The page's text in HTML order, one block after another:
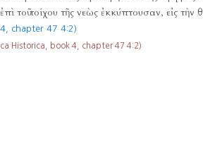
ἐπὶ τοῦ τοίχου τῆς νεὼς ἐκκύπτουσαν, εἰς
chapter 47 4:2)
Historica, book 4, chapter 47 4:2)